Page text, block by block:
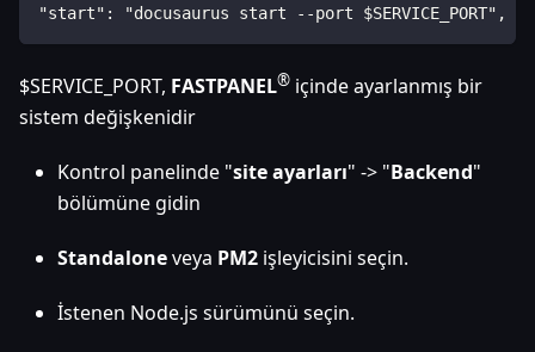
"start": "docusaurus start --port $SERVICE_PORT",
$SERVICE_PORT, FASTPANEL® içinde ayarlanmış bir
sistem değişkenidir
Kontrol panelinde "site ayarları" -> "Backend"
bölümüne gidin
Standaloneveya PM2 işleyicisini seçin.
İstenen Node.js sürümünü seçin.